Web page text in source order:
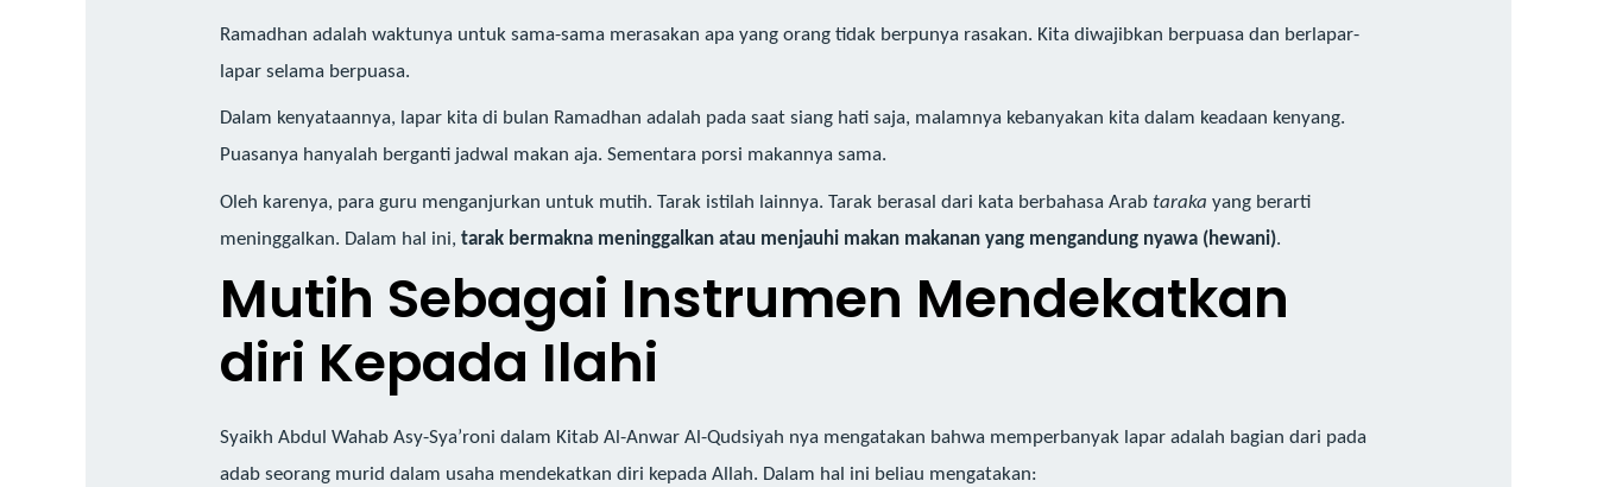
Ramadhan adalah waktunya untuk sama-sama merasakan apa yang orang tidak berpunya rasakan. Kita diwajibkan berpuasa dan berlapar-
lapar selama berpuasa.
Dalam kenyataannya, lapar kita di bulan Ramadhan adalah pada saat siang hati saja, malamnya kebanyakan kita dalam keadaan kenyang.
Puasanya hanyalah berganti jadwal makan aja. Sementara porsi makannya sama.
Oleh karenya, para guru menganjurkan untuk mutih. Tarak istilah lainnya. Tarak berasal dari kata berbahasa Arabtaraka yang berarti
meninggalkan. Dalam hal ini, tarak bermakna meninggalkan atau menjauhi makan makanan yang mengandung nyawa (hewani).
Mutih Sebagai Instrumen Mendekatkan
diri Kepada Ilahi
Syaikh Abdul Wahab Asy-Sya’roni dalam Kitab Al-Anwar Al-Qudsiyah nya mengatakan bahwa memperbanyak lapar adalah bagian dari pada
adab seorang murid dalam usaha mendekatkan diri kepada Allah. Dalam hal ini beliau mengatakan: